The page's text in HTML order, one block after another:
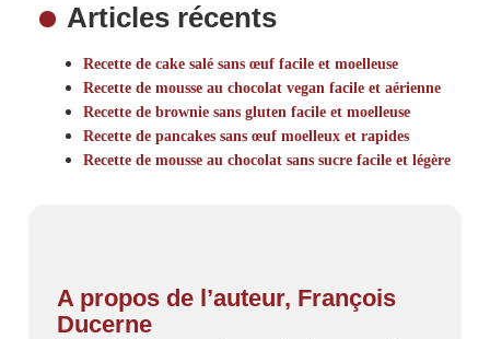
Articles récents
Recette de cake salé sans œuf facile et moelleuse
Recette de mousse au chocolat vegan facile et aérienne
Recette de brownie sans gluten facile et moelleuse
Recette de pancakes sans œuf moelleux et rapides
Recette de mousse au chocolat sans sucre facile et légère
A propos de l’auteur, François
Ducerne